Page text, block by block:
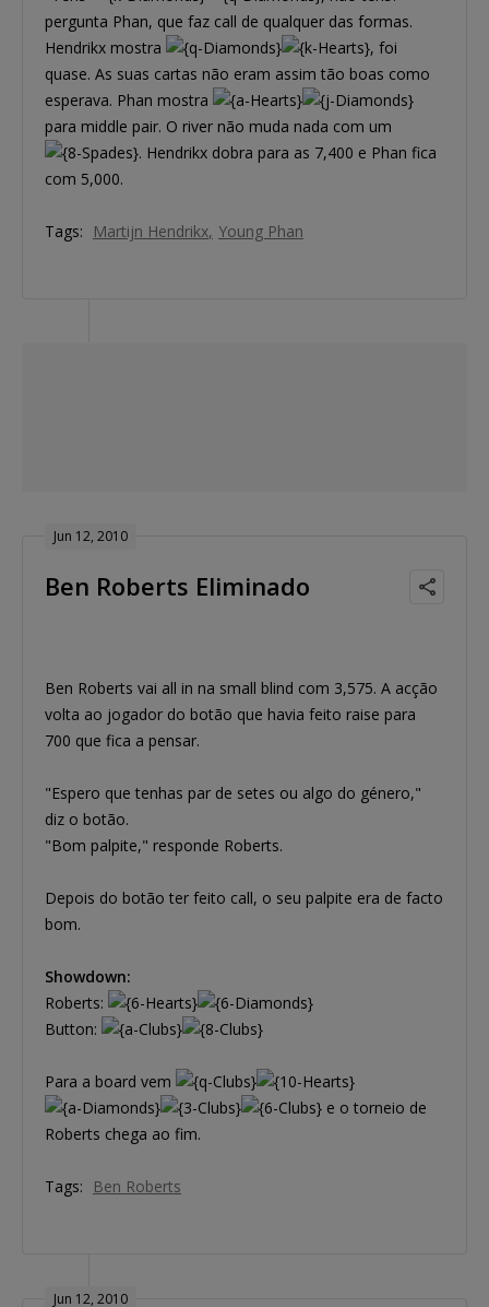
pergunta Phan, que faz call de qualquer das formas.
Hendrikx mostra
, foi
quase. As suas cartas não eram assim tão boas como
esperava. Phan mostra
para middle pair. O river não muda nada com um
. Hendrikx dobra para as 7,400 e Phan fica
com 5,000.
Tags: Martijn Hendrikx Young Phan
Jun 12, 2010
Ben Roberts Eliminado
Ben Roberts vai all in na small blind com 3,575. A acção
volta ao jogador do botão que havia feito raise para
700 que fica a pensar.
"Espero que tenhas par de setes ou algo do género,"
diz o botão.
"Bom palpite," responde Roberts.
Depois do botão ter feito call, o seu palpite era de facto
bom.
Showdown:
Roberts:
Button:
Para a board vem
e o torneio de
Roberts chega ao fim.
Tags: Ben Roberts
Jun 12, 2010